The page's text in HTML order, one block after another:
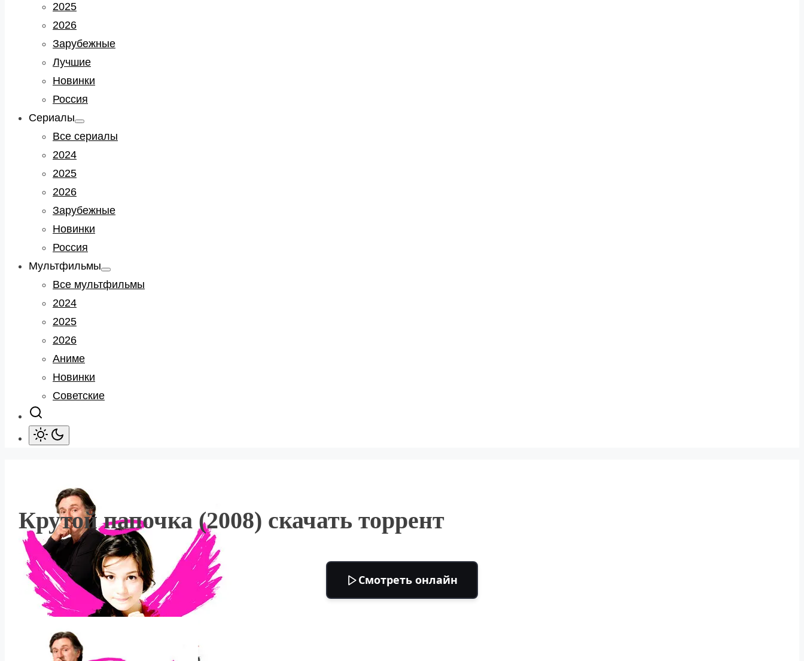
2025
2026
Зарубежные
Лучшие
Новинки
Россия
Сериалы
Show
sub
menu
Все сериалы
2024
2025
2026
Зарубежные
Новинки
Россия
Мультфильмы
Show
sub
menu
Все мультфильмы
2024
2025
2026
Аниме
Новинки
Советские
Крутой папочка (2008) скачать торрент
Смотреть онлайн